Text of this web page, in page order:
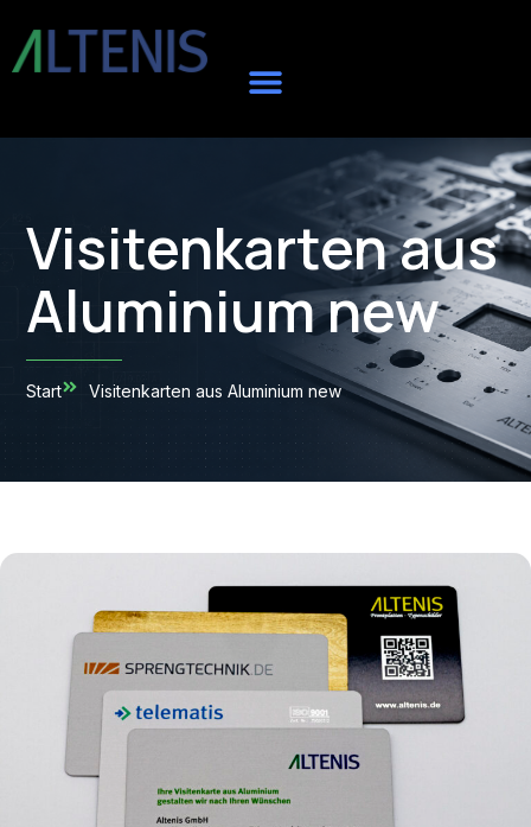
Visitenkarten aus
Aluminium new
Start Visitenkarten aus Aluminium new